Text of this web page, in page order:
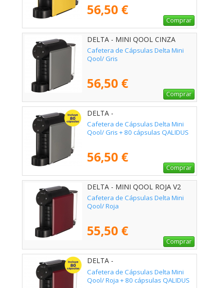
56,50 €
Comprar
DELTA - MINI QOOL CINZA
Cafetera de Cápsulas Delta Mini
Qool/ Gris
56,50 €
Comprar
DELTA -
Cafetera de Cápsulas Delta Mini
Qool/ Gris + 80 cápsulas QALIDUS
56,50 €
Comprar
DELTA - MINI QOOL ROJA V2
Cafetera de Cápsulas Delta Mini
Qool/ Roja
55,50 €
Comprar
DELTA -
Cafetera de Cápsulas Delta Mini
Qool/ Roja + 80 cápsulas QALIDUS